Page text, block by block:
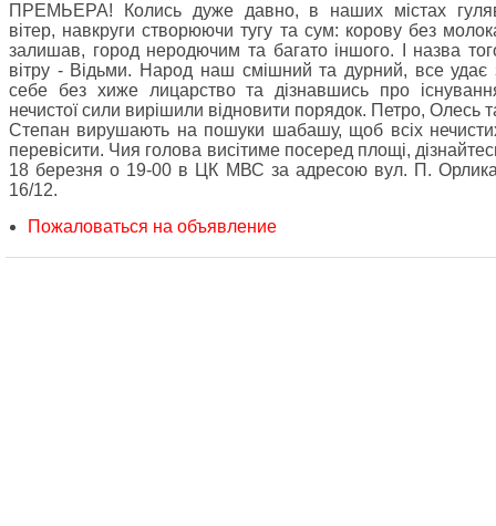
ПРЕМЬЕРА! Колись дуже давно, в наших містах
вітер, навкруги створюючи тугу та сум: корову без
залишав, город неродючим та багато іншого. І назва
вітру - Відьми. Народ наш смішний та дурний, все удає
себе без хиже лицарство та дізнавшись про
нечистої сили вирішили відновити порядок. Петро, Олесь
Степан вирушають на пошуки шабашу, щоб всіх
перевісити. Чия голова висітиме посеред площі,
18 березня о 19-00 в ЦК МВС за адресою вул. П.
16/12.
Пожаловаться на объявление